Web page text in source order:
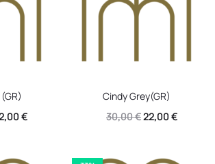
€Η
Cindy Grey(GR)
30,00€Original
was:
22,00€Η